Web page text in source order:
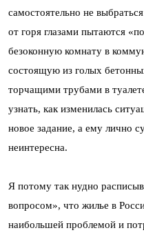
самостоятельно не
от горя глазами пытаются
безоконную комнату в
состоящую из голых
торчащими трубами в
узнать, как изменилась
новое задание, а ему лично
неинтересна.
Я потому так нудно
вопросом», что жилье в
наибольшей проблемой и